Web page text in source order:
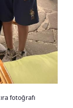
fotoğrafı